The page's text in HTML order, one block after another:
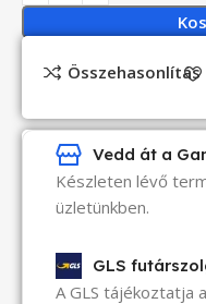
Összehasonlítás
Vedd át a
Készleten lévő
üzletünkben.
GLS
A GLS tájékoztatja